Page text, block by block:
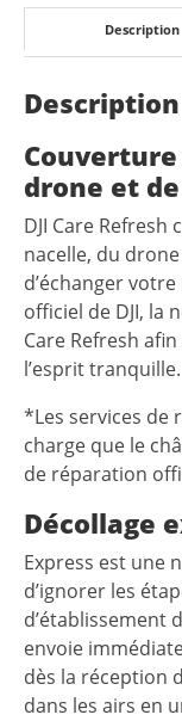
(2
Description
Description
drone et
DJI Care
nacelle, du
d’échanger
officiel de DJI, la
Care Refresh
l’esprit tranquille.
*Les services de
charge que le
de réparation
Décollage
Express est une
d’ignorer les
d’établissement
envoie
dès la réception
dans les airs en